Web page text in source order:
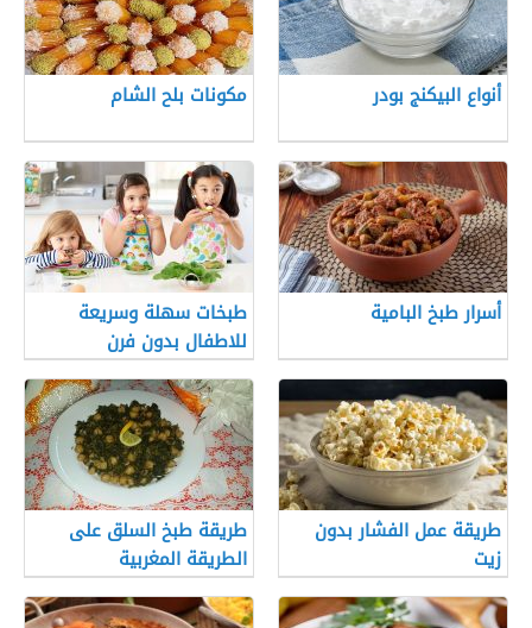
أنواع البيكنج بودر مكونات بلح الشام
أسرار طبخ البامية
طبخات سهلة وسريعة
للاطفال بدون فرن
طريقة عمل الفشار بدون
زيت
طريقة طبخ السلق على
الطريقة المغربية